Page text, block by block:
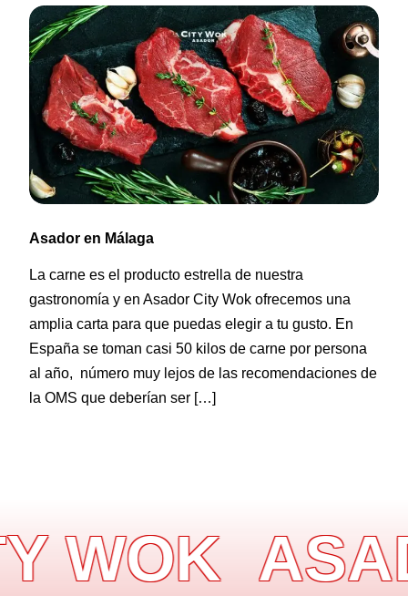
Asador en Málaga
La carne es el producto estrella de nuestra
gastronomía y en Asador City Wok ofrecemos una
amplia carta para que puedas elegir a tu gusto. En
España se toman casi 50 kilos de carne por persona
al año, número muy lejos de las recomendaciones de
la OMS que deberían ser […]
WOK